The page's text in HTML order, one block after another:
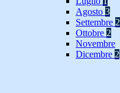
Agosto 3
Settembre 2
Ottobre 2
Novembre
Dicembre 2